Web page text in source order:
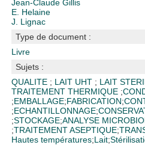
Jean-Claude Gillis
E. Helaine
J. Lignac
Type de document :
Livre
Sujets :
QUALITE ; LAIT UHT ; LAIT
TRAITEMENT THERMIQUE ;
;EMBALLAGE;FABRICATION;
;ECHANTILLONNAGE;
;STOCKAGE;ANALYSE
;TRAITEMENT ASEPTIQUE;
Hautes températures;Lait;